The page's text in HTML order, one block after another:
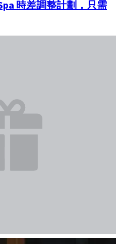
時差調整計劃，只需